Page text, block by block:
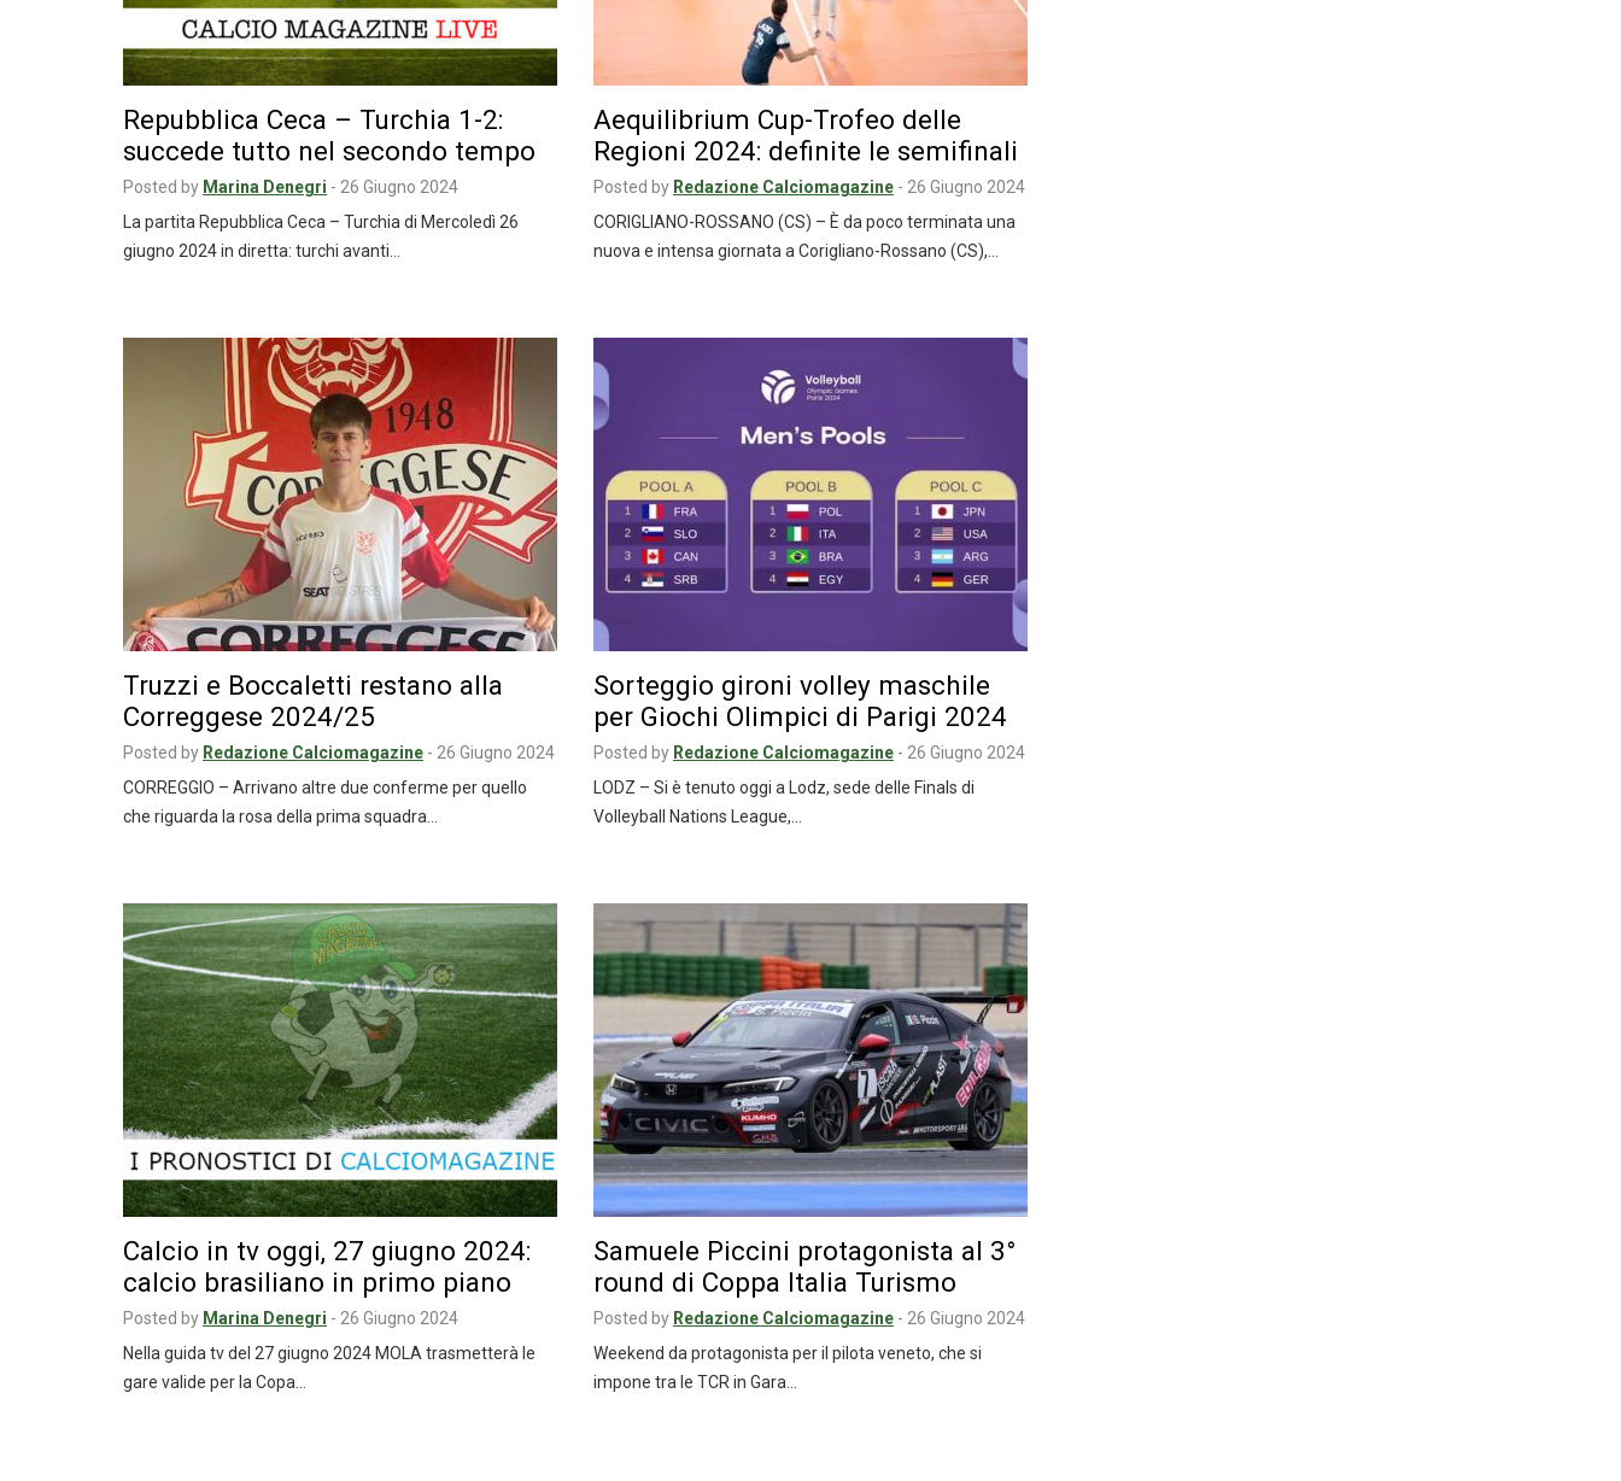
Repubblica Ceca – Turchia 1-2:
succede tutto nel secondo tempo
Posted by Marina Denegri - 26 Giugno 2024
La partita Repubblica Ceca – Turchia di Mercoledì 26
giugno 2024 in diretta: turchi avanti…
Aequilibrium Cup-Trofeo delle
Regioni 2024: definite le semifinali
Posted by Redazione Calciomagazine - 26 Giugno 2024
CORIGLIANO-ROSSANO (CS) – È da poco terminata una
nuova e intensa giornata a Corigliano-Rossano (CS),…
Truzzi e Boccaletti restano alla
Correggese 2024/25
Posted by Redazione Calciomagazine - 26 Giugno 2024
CORREGGIO – Arrivano altre due conferme per quello
che riguarda la rosa della prima squadra…
Sorteggio gironi volley maschile
per Giochi Olimpici di Parigi 2024
Posted by Redazione Calciomagazine - 26 Giugno 2024
LODZ – Si è tenuto oggi a Lodz, sede delle Finals di
Volleyball Nations League,…
Calcio in tv oggi, 27 giugno 2024:
calcio brasiliano in primo piano
Posted by Marina Denegri - 26 Giugno 2024
Nella guida tv del 27 giugno 2024 MOLA trasmetterà le
gare valide per la Copa…
Samuele Piccini protagonista al 3°
round di Coppa Italia Turismo
Posted by Redazione Calciomagazine - 26 Giugno 2024
Weekend da protagonista per il pilota veneto, che si
impone tra le TCR in Gara…